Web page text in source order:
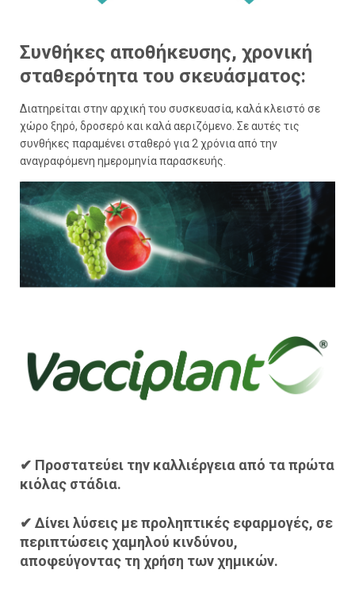
Συνθήκες αποθήκευσης, χρονική
σταθερότητα του σκευάσματος:
Διατηρείται στην αρχική του συσκευασία, καλά κλειστό σε
χώρο ξηρό, δροσερό και καλά αεριζόμενο. Σε αυτές τις
συνθήκες παραμένει σταθερό για 2 χρόνια από την
αναγραφόμενη ημερομηνία παρασκευής.
✔ Προστατεύει την καλλιέργεια από τα πρώτα
κιόλας στάδια.
✔ Δίνει λύσεις με προληπτικές εφαρμογές, σε
περιπτώσεις χαμηλού κινδύνου,
αποφεύγοντας τη χρήση των χημικών.